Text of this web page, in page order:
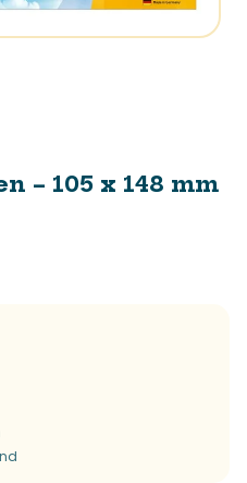
– 105 x 148 mm